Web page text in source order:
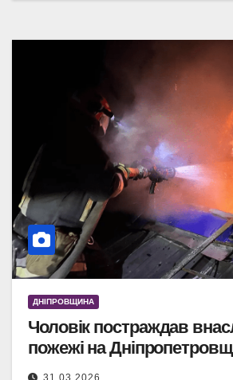
ДНІПРОВЩИНА
Чоловік постраждав
пожежі на